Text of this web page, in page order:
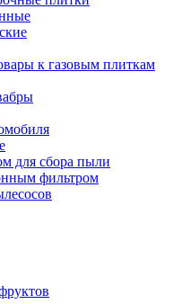
к газовым плиткам
для сбора пыли
фильтром